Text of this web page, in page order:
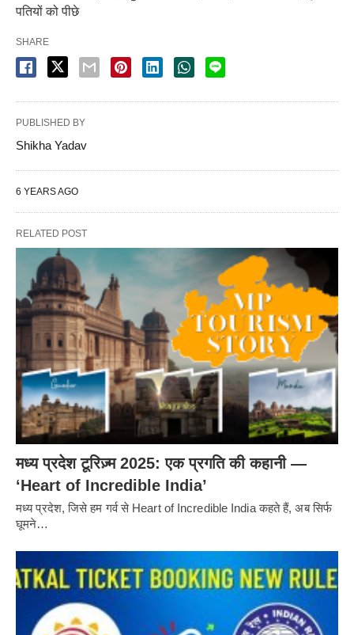
पतियों को पीछे
SHARE
PUBLISHED BY
Shikha Yadav
6 YEARS AGO
RELATED POST
मध्य प्रदेश टूरिज़्म 2025: एक प्रगति की कहानी —
‘Heart of Incredible India’
मध्य प्रदेश, जिसे हम गर्व से Heart of Incredible India कहते हैं, अब सिर्फ
घूमने…